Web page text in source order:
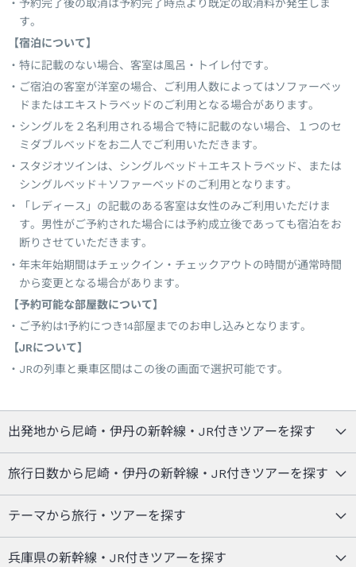
予約完了後の取消は予約完了時点より既定の取消料が発生しま
す。
【宿泊について】
特に記載のない場合、客室は風呂・トイレ付です。
ご宿泊の客室が洋室の場合、ご利用人数によってはソファーベッ
ドまたはエキストラベッドのご利用となる場合があります。
シングルを２名利用される場合で特に記載のない場合、１つのセ
ミダブルベッドをお二人でご利用いただきます。
スタジオツインは、シングルベッド＋エキストラベッド、または
シングルベッド＋ソファーベッドのご利用となります。
「レディース」の記載のある客室は女性のみご利用いただけま
す。男性がご予約された場合には予約成立後であっても宿泊をお
断りさせていただきます。
年末年始期間はチェックイン・チェックアウトの時間が通常時間
から変更となる場合があります。
【予約可能な部屋数について】
ご予約は1予約につき14部屋までのお申し込みとなります。
【JRについて】
JRの列車と乗車区間はこの後の画面で選択可能です。
出発地から尼崎・伊丹の新幹線・JR付きツアーを探す
旅行日数から尼崎・伊丹の新幹線・JR付きツアーを探す
テーマから旅行・ツアーを探す
兵庫県の新幹線・JR付きツアーを探す